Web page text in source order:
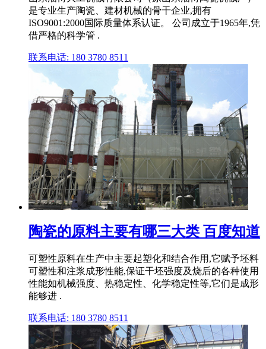
是专业生产陶瓷、建材机械的骨干企业,拥有
ISO9001:2000国际质量体系认证。 公司成立于1965年,凭
借严格的科学管 .
联系电话: 180 3780 8511
陶瓷的原料主要有哪三大类 百度知道
可塑性原料在生产中主要起塑化和结合作用,它赋予坯料
可塑性和注浆成形性能,保证干坯强度及烧后的各种使用
性能如机械强度、热稳定性、化学稳定性等,它们是成形
能够进 .
联系电话: 180 3780 8511